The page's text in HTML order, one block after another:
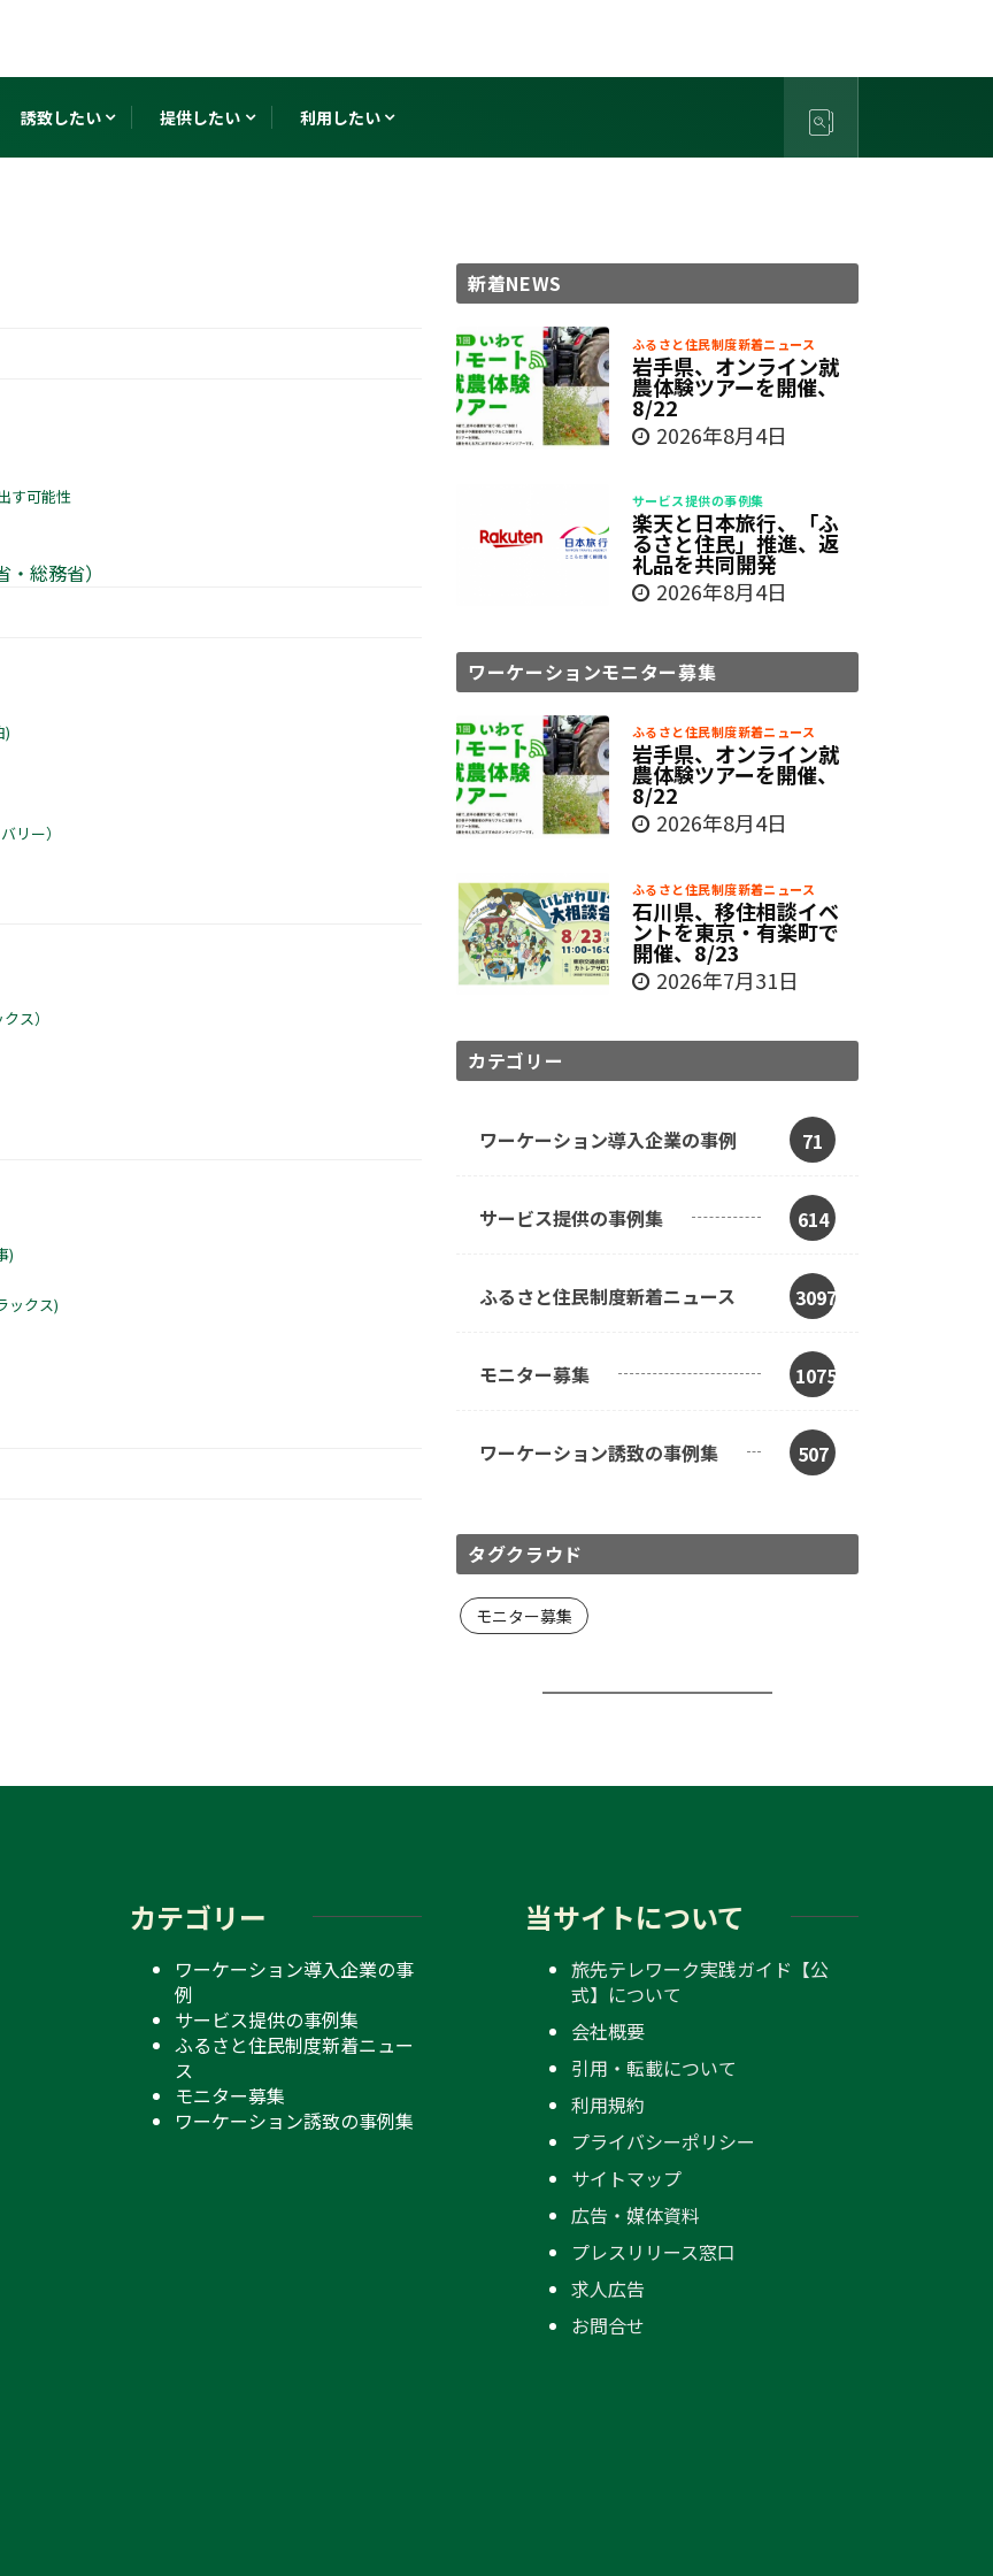
誘致したい 提供したい 利用したい
す可能性
総務省）
)
リー）
ス）
)
ックス)
新着NEWS
ふるさと住民制度新着ニュース
岩手県、オンライン就
農体験ツアーを開催、
8/22
2026年8月4日
サービス提供の事例集
楽天と日本旅行、「ふ
るさと住民」推進、返
礼品を共同開発
2026年8月4日
ワーケーションモニター募集
ふるさと住民制度新着ニュース
岩手県、オンライン就
農体験ツアーを開催、
8/22
2026年8月4日
ふるさと住民制度新着ニュース
石川県、移住相談イベ
ントを東京・有楽町で
開催、8/23
2026年7月31日
カテゴリー
ワーケーション導入企業の事例 71
サービス提供の事例集 614
ふるさと住民制度新着ニュース 3097
モニター募集 1075
ワーケーション誘致の事例集 507
タグクラウド
モニター募集
カテゴリー
ワーケーション導入企業の事
例
サービス提供の事例集
ふるさと住民制度新着ニュー
ス
モニター募集
ワーケーション誘致の事例集
当サイトについて
旅先テレワーク実践ガイド【公
式】について
会社概要
引用・転載について
利用規約
プライバシーポリシー
サイトマップ
広告・媒体資料
プレスリリース窓口
求人広告
お問合せ